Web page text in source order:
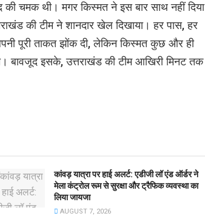
की चमक थी। मगर किस्मत ने इस बार साथ नहीं दिया
की टीम ने शानदार खेल दिखाया। हर पास, हर
पूरी ताकत झोंक दी, लेकिन किस्मत कुछ और ही
बावजूद इसके, उत्तराखंड की टीम आखिरी मिनट तक
कांवड़ यात्रा पर हाई अलर्ट: एडीजी लॉ एंड ऑर्डर ने
मेला कंट्रोल रूम से सुरक्षा और ट्रैफिक व्यवस्था का
लिया जायजा
AUGUST 7, 2026